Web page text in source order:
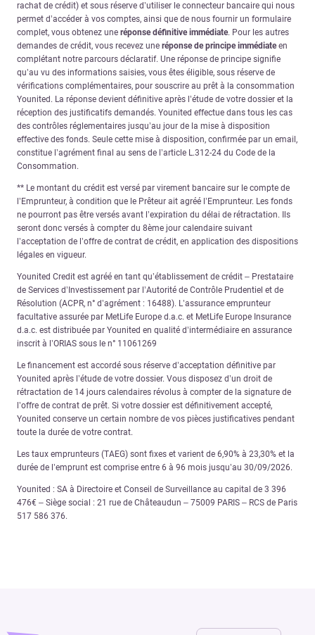
rachat de crédit) et sous réserve d’utiliser le connecteur bancaire qui nous
permet d’accéder à vos comptes, ainsi que de nous fournir un formulaire
complet, vous obtenez une réponse définitive immédiate. Pour les autres
demandes de crédit, vous recevez une réponse de principe immédiateen
complétant notre parcours déclaratif. Une réponse de principe signifie
qu’au vu des informations saisies, vous êtes éligible, sous réserve de
vérifications complémentaires, pour souscrire au prêt à la consommation
Younited. La réponse devient définitive après l’étude de votre dossier et la
réception des justificatifs demandés. Younited effectue dans tous les cas
des contrôles réglementaires jusqu’au jour de la mise à disposition
effective des fonds. Seule cette mise à disposition, confirmée par un email,
constitue l’agrément final au sens de l’article L.312-24 du Code de la
Consommation.
** Le montant du crédit est versé par virement bancaire sur le compte de
l’Emprunteur, à condition que le Prêteur ait agréé l’Emprunteur. Les fonds
ne pourront pas être versés avant l’expiration du délai de rétractation. Ils
seront donc versés à compter du 8ème jour calendaire suivant
l’acceptation de l’offre de contrat de crédit, en application des dispositions
légales en vigueur.
Younited Credit est agréé en tant qu’établissement de crédit – Prestataire
de Services d’Investissement par l’Autorité de Contrôle Prudentiel et de
Résolution (ACPR, n° d’agrément : 16488). L’assurance emprunteur
facultative assurée par MetLife Europe d.a.c. et MetLife Europe Insurance
d.a.c. est distribuée par Younited en qualité d’intermédiaire en assurance
inscrit à l’ORIAS sous le n° 11061269
Le financement est accordé sous réserve d’acceptation définitive par
Younited après l’étude de votre dossier. Vous disposez d’un droit de
rétractation de 14 jours calendaires révolus à compter de la signature de
l’offre de contrat de prêt. Si votre dossier est définitivement accepté,
Younited conserve un certain nombre de vos pièces justificatives pendant
toute la durée de votre contrat.
Les taux emprunteurs (TAEG) sont fixes et varient de 6,90% à 23,30% et la
durée de l’emprunt est comprise entre 6 à 96 mois jusqu’au 30/09/2026.
Younited : SA à Directoire et Conseil de Surveillance au capital de 3 396
476€ – Siège social : 21 rue de Châteaudun – 75009 PARIS – RCS de Paris
517 586 376.